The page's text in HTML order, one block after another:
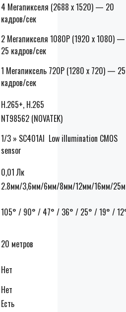
4 Мегапикселя (2688 х 1520) — 20
кадров/сек
2 Мегапикселя 1080P (1920 х 1080) —
25 кадров/сек
1 Мегапиксель 720P (1280 х 720) — 25
кадров/сек
H.265+, H.265
NT98562 (NOVATEK)
1/3 » SC401Al Low illumination CMOS
sensor
0,01 Лк
2.8мм/3,6мм/6мм/8мм/12мм/16мм/
105° / 90° / 47° / 36° / 25° / 19° /
20 метров
Нет
Нет
Есть